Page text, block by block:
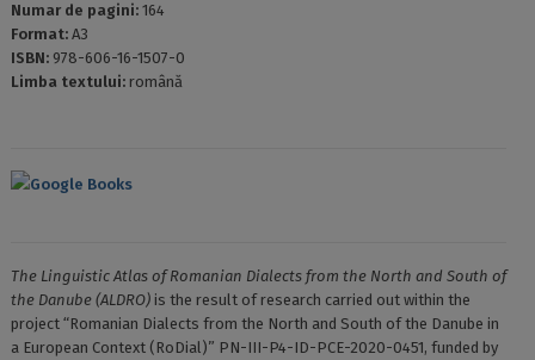
Numar de pagini: 164
Format: A3
ISBN: 978-606-16-1507-0
Limba textului: română
Google Books
The Linguistic Atlas of Romanian Dialects from the North and South of
the Danube (ALDRO)is the result of research carried out within the
project “Romanian Dialects from the North and South of the Danube in
a European Context (RoDial)” PN-III-P4-ID-PCE-2020-0451, funded by